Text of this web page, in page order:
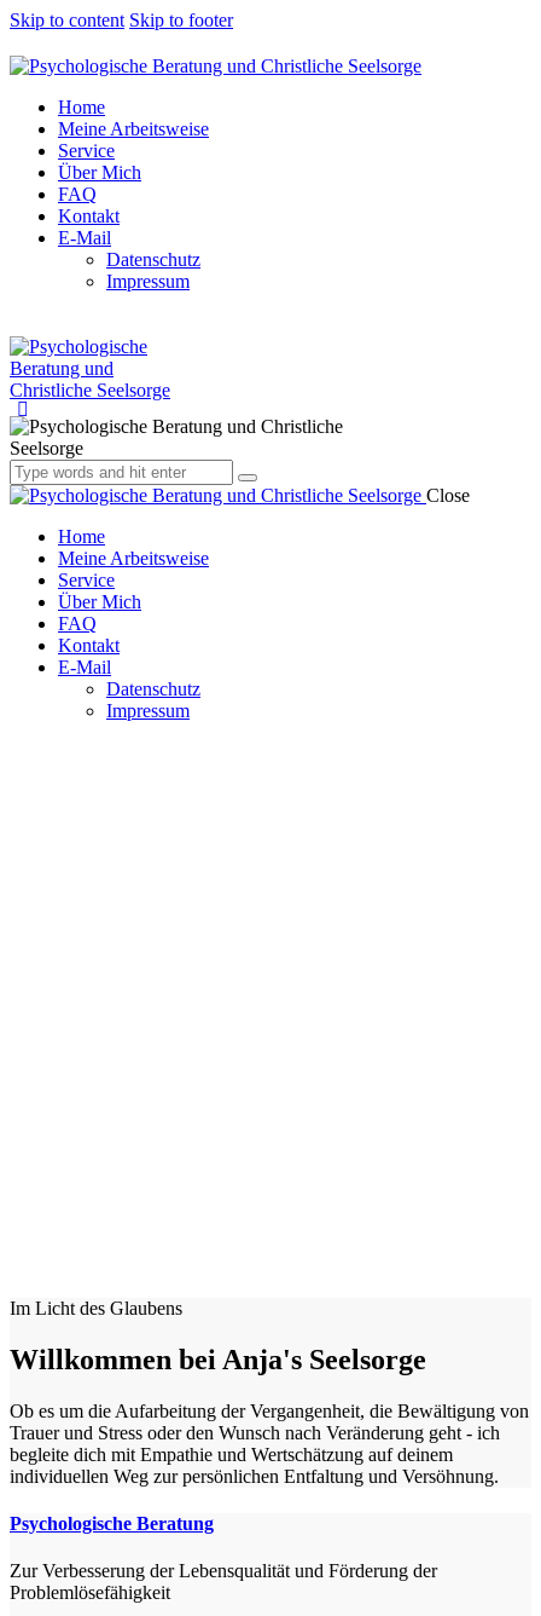
Skip to content Skip to footer
Home
Meine Arbeitsweise
Service
Über Mich
FAQ
Kontakt
E-Mail
Datenschutz
Impressum
Close
Home
Meine Arbeitsweise
Service
Über Mich
FAQ
Kontakt
E-Mail
Datenschutz
Impressum
Im Licht des Glaubens
Willkommen bei Anja's Seelsorge
Ob es um die Aufarbeitung der Vergangenheit, die Bewältigung von
Trauer und Stress oder den Wunsch nach Veränderung geht - ich
begleite dich mit Empathie und Wertschätzung auf deinem
individuellen Weg zur persönlichen Entfaltung und Versöhnung.
Psychologische Beratung
Zur Verbesserung der Lebensqualität und Förderung der
Problemlösefähigkeit